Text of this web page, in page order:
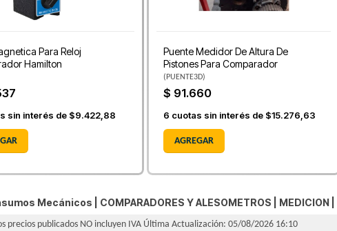
Para Reloj
Hamilton
sin interés de $9.422,88
Puente Medidor De Altura De
Pistones Para Comparador
( PUENTE3D)
$ 91.660
6 cuotas sin interés de $15.276,63
AGREGAR
Mecánicos | COMPARADORES Y ALESOMETROS MEDICION|
precios publicados NO incluyen IVA Última Actualización: 05/08/2026 16:10